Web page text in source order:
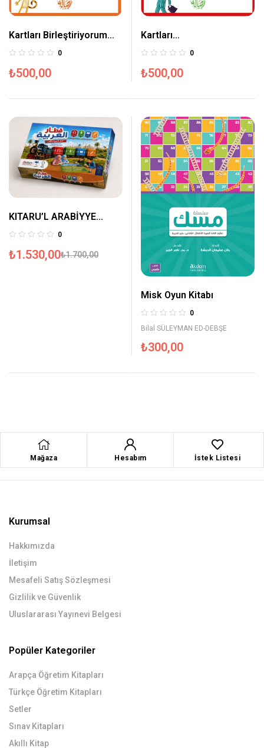
Kartları Birleştiriyorum
(Sıfatlar) 14 Adet
0
₺500,00
Kartları
Birleştiriyorum(Soru
0
₺500,00
KITARU’L ARABİYYE
(ARAPÇA TRENİ)
0
₺1.700,00
₺1.530,00
Misk Oyun Kitabı
0
Bilal SÜLEYMAN ED-DEBŞE
₺300,00
Mağaza Hesabım İstek Listesi
Kurumsal
Hakkımızda
İletişim
Mesafeli Satış Sözleşmesi
Gizlilik ve Güvenlik
Uluslararası Yayınevi Belgesi
Popüler Kategoriler
Arapça Öğretim Kitapları
Türkçe Öğretim Kitapları
Setler
Sınav Kitapları
Akıllı Kitap